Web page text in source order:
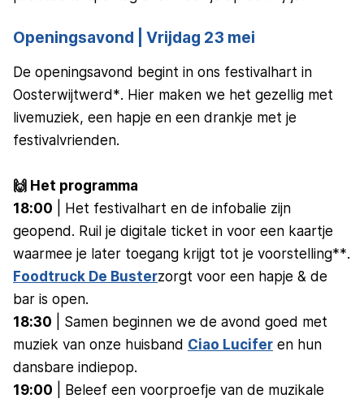
Openingsavond | Vrijdag 23 mei
De openingsavond begint in ons festivalhart in
Oosterwijtwerd*. Hier maken we het gezellig met
livemuziek, een hapje en een drankje met je
festivalvrienden.
🙌 Het programma
18:00 | Het festivalhart en de infobalie zijn
geopend. Ruil je digitale ticket in voor een kaartje
waarmee je later toegang krijgt tot je voorstelling**.
Foodtruck De Busterzorgt voor een hapje & de
bar is open.
18:30 | Samen beginnen we de avond goed met
muziek van onze huisband Ciao Lucifer en hun
dansbare indiepop.
19:00 | Beleef een voorproefje van de muzikale